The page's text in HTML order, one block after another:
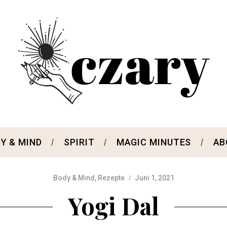
& MIND SPIRIT MAGIC MINUTES
Body & Mind , Rezepte Juni 1, 2021
Yogi Dal